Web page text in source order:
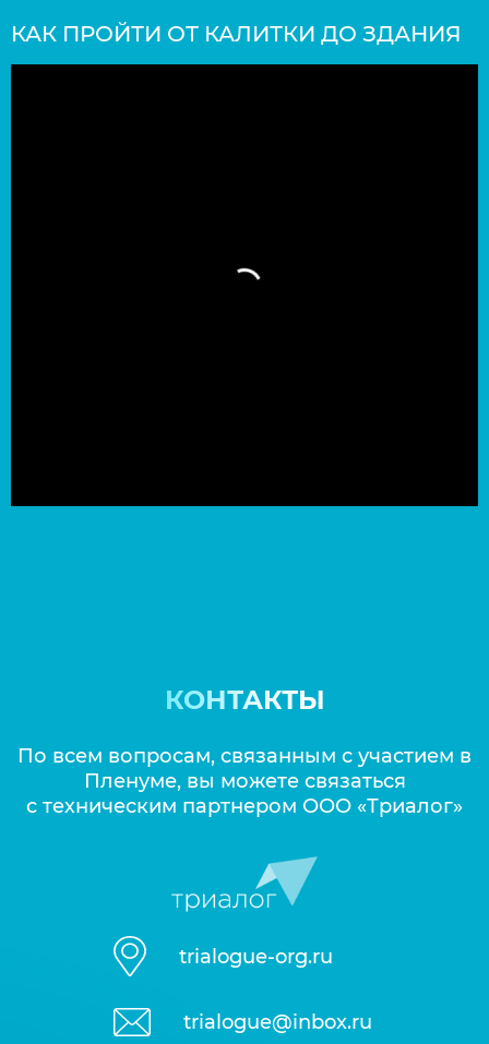
КАК ПРОЙТИ ОТ КАЛИТКИ ДО ЗДАНИЯ
КОНТАКТЫ
По всем вопросам, связанным с участием в
Пленуме, вы можете связаться
с техническим партнером ООО «Триалог»
trialogue-org.ru
trialogue@inbox.ru